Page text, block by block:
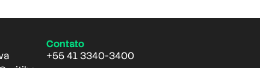
Contato
+55 41 3340-3400